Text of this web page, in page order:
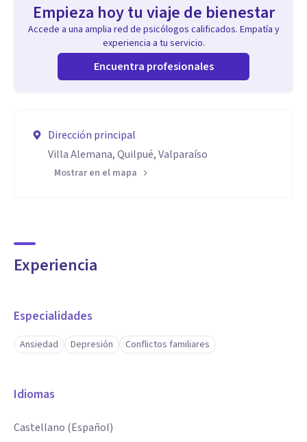
Empieza hoy tu viaje de bienestar
Accede a una amplia red de psicólogos calificados. Empatía y
experiencia a tu servicio.
Encuentra profesionales
Dirección principal
Villa Alemana, Quilpué, Valparaíso
Mostrar en el mapa
Experiencia
Especialidades
Ansiedad Depresión Conflictos familiares
Idiomas
Castellano (Español)